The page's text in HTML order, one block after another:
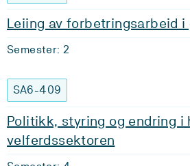
Leiing av forbetringsarbeid i
Semester: 2
SA6-409
Politikk, styring og endring i
velferdssektoren